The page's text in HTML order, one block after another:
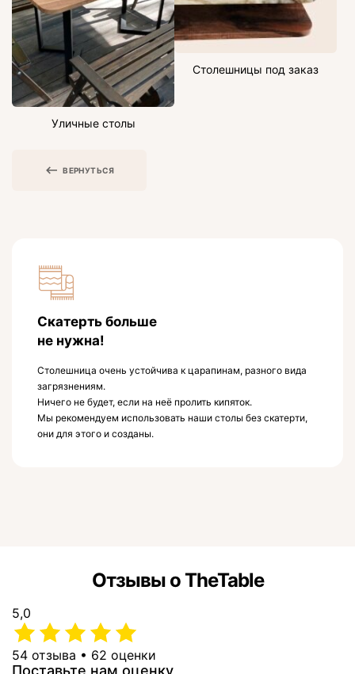
Уличные столы
Столешницы под заказ
ВЕРНУТЬСЯ
Скатерть больше
не нужна!
Столешница очень устойчива к царапинам, разного вида
загрязнениям.
Ничего не будет, если на неё пролить кипяток.
Мы рекомендуем использовать наши столы без скатерти,
они для этого и созданы.
Отзывы о TheTable
5,0
54 отзыва • 62 оценки
Поставьте нам оценку